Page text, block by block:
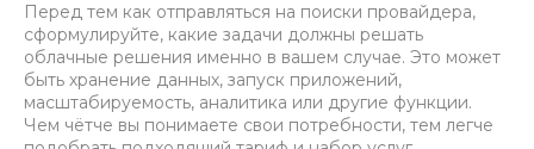
Перед тем как отправляться на поиски провайдера,
сформулируйте, какие задачи должны решать
облачные решения именно в вашем случае. Это может
быть хранение данных, запуск приложений,
масштабируемость, аналитика или другие функции.
Чем чётче вы понимаете свои потребности, тем легче